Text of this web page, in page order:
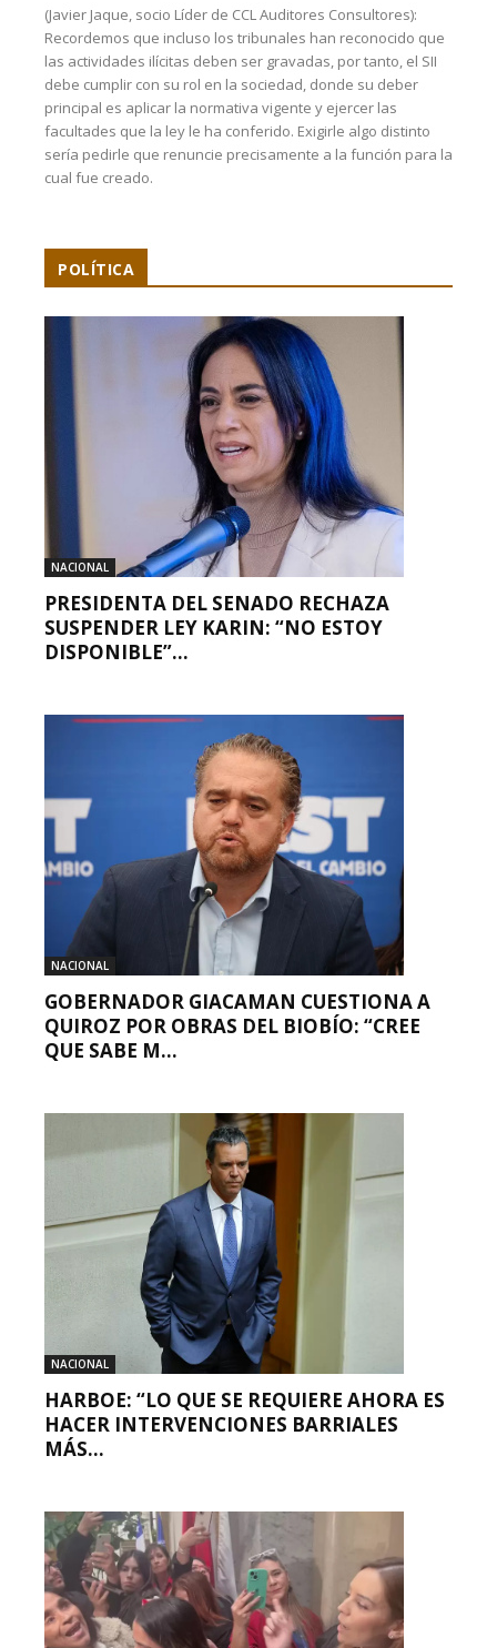
(Javier Jaque, socio Líder de CCL Auditores Consultores):
Recordemos que incluso los tribunales han reconocido que
las actividades ilícitas deben ser gravadas, por tanto, el SII
debe cumplir con su rol en la sociedad, donde su deber
principal es aplicar la normativa vigente y ejercer las
facultades que la ley le ha conferido. Exigirle algo distinto
sería pedirle que renuncie precisamente a la función para la
cual fue creado.
POLÍTICA
NACIONAL
PRESIDENTA DEL SENADO RECHAZA
SUSPENDER LEY KARIN: “NO ESTOY
DISPONIBLE”...
NACIONAL
GOBERNADOR GIACAMAN CUESTIONA A
QUIROZ POR OBRAS DEL BIOBÍO: “CREE
QUE SABE M...
NACIONAL
HARBOE: “LO QUE SE REQUIERE AHORA ES
HACER INTERVENCIONES BARRIALES
MÁS...